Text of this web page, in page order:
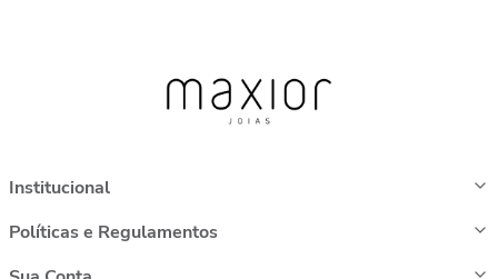
Institucional
Políticas e Regulamentos